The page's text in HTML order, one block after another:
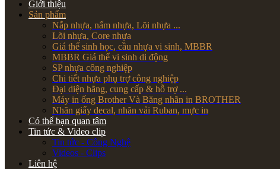
Giới thiệu
Sản phẩm
Nắp nhựa, nấm nhựa, Lõi nhựa ...
Lõi nhựa, Core nhựa
Giá thể sinh học, cầu nhựa vi sinh, MBBR
MBBR Giá thể vi sinh di động
SP nhựa công nghiệp
Chi tiết nhựa phụ trợ công nghiệp
Đại diện hãng, cung cấp & hỗ trợ ...
Máy in ống Brother Và Băng nhãn in BROTHER
Nhãn giấy decal, nhãn vải Ruban, mực in
Có thể bạn quan tâm
Tin tức & Video clip
Tin tức - Công Nghệ
Videos - Clips
Liên hệ